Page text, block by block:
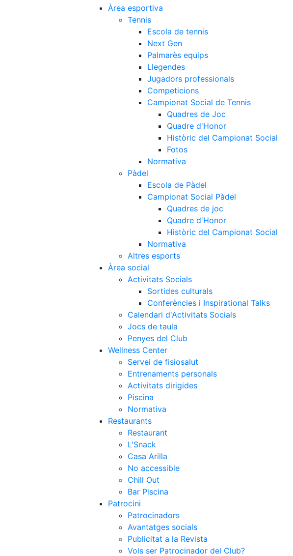
Àrea esportiva
Tennis
Escola de tennis
Next Gen
Palmarès equips
Llegendes
Jugadors professionals
Competicions
Campionat Social de Tennis
Quadres de Joc
Quadre d'Honor
Històric del Campionat Social
Fotos
Normativa
Pàdel
Escola de Pàdel
Campionat Social Pàdel
Quadres de joc
Quadre d'Honor
Històric del Campionat Social
Normativa
Altres esports
Àrea social
Activitats Socials
Sortides culturals
Conferències i Inspirational Talks
Calendari d'Activitats Socials
Jocs de taula
Penyes del Club
Wellness Center
Servei de fisiosalut
Entrenaments personals
Activitats dirigides
Piscina
Normativa
Restaurants
Restaurant
L'Snack
Casa Arilla
No accessible
Chill Out
Bar Piscina
Patrocini
Patrocinadors
Avantatges socials
Publicitat a la Revista
Vols ser Patrocinador del Club?